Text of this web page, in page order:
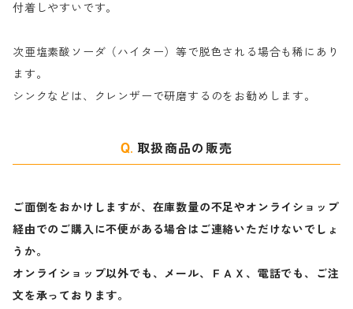
付着しやすいです。
次亜塩素酸ソーダ（ハイター）等で脱色される場合も稀にあり
ます。
シンクなどは、クレンザーで研磨するのをお勧めします。
取扱商品の販売
ご面倒をおかけしますが、在庫数量の不足やオンライショップ
経由でのご購入に不便がある場合はご連絡いただけないでしょ
うか。
オンライショップ以外でも、メール、ＦＡＸ、電話でも、ご注
文を承っております。